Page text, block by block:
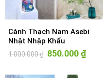
Cành Thạch Nam Asebi
Nhật Nhập Khẩu
1.000.000₫ Giá
gốc
1.000.000 ₫.
850.000 ₫Giá
hiện